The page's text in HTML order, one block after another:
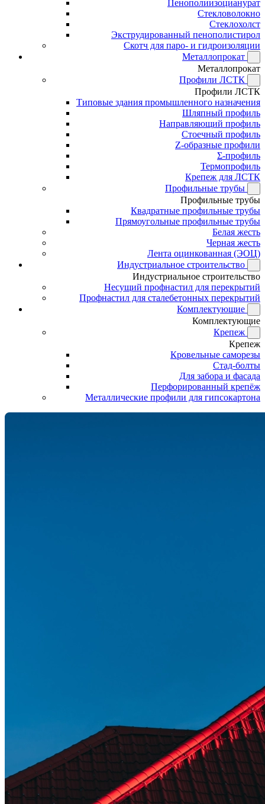
Пенополиизоцианурат
Стекловолокно
Стеклохолст
Экструдированный пенополистирол
Скотч для паро- и гидроизоляции
Металлопрокат
Металлопрокат
Профили ЛСТК
Профили ЛСТК
Типовые здания промышленного назначения
Шляпный профиль
Направляющий профиль
Стоечный профиль
Z-образные профили
Σ-профиль
Термопрофиль
Крепеж для ЛСТК
Профильные трубы
Профильные трубы
Квадратные профильные трубы
Прямоугольные профильные трубы
Белая жесть
Черная жесть
Лента оцинкованная (ЭОЦ)
Индустриальное строительство
Индустриальное строительство
Несущий профнастил для перекрытий
Профнастил для сталебетонных перекрытий
Комплектующие
Комплектующие
Крепеж
Крепеж
Кровельные саморезы
Стад-болты
Для забора и фасада
Перфорированный крепёж
Металлические профили для гипсокартона